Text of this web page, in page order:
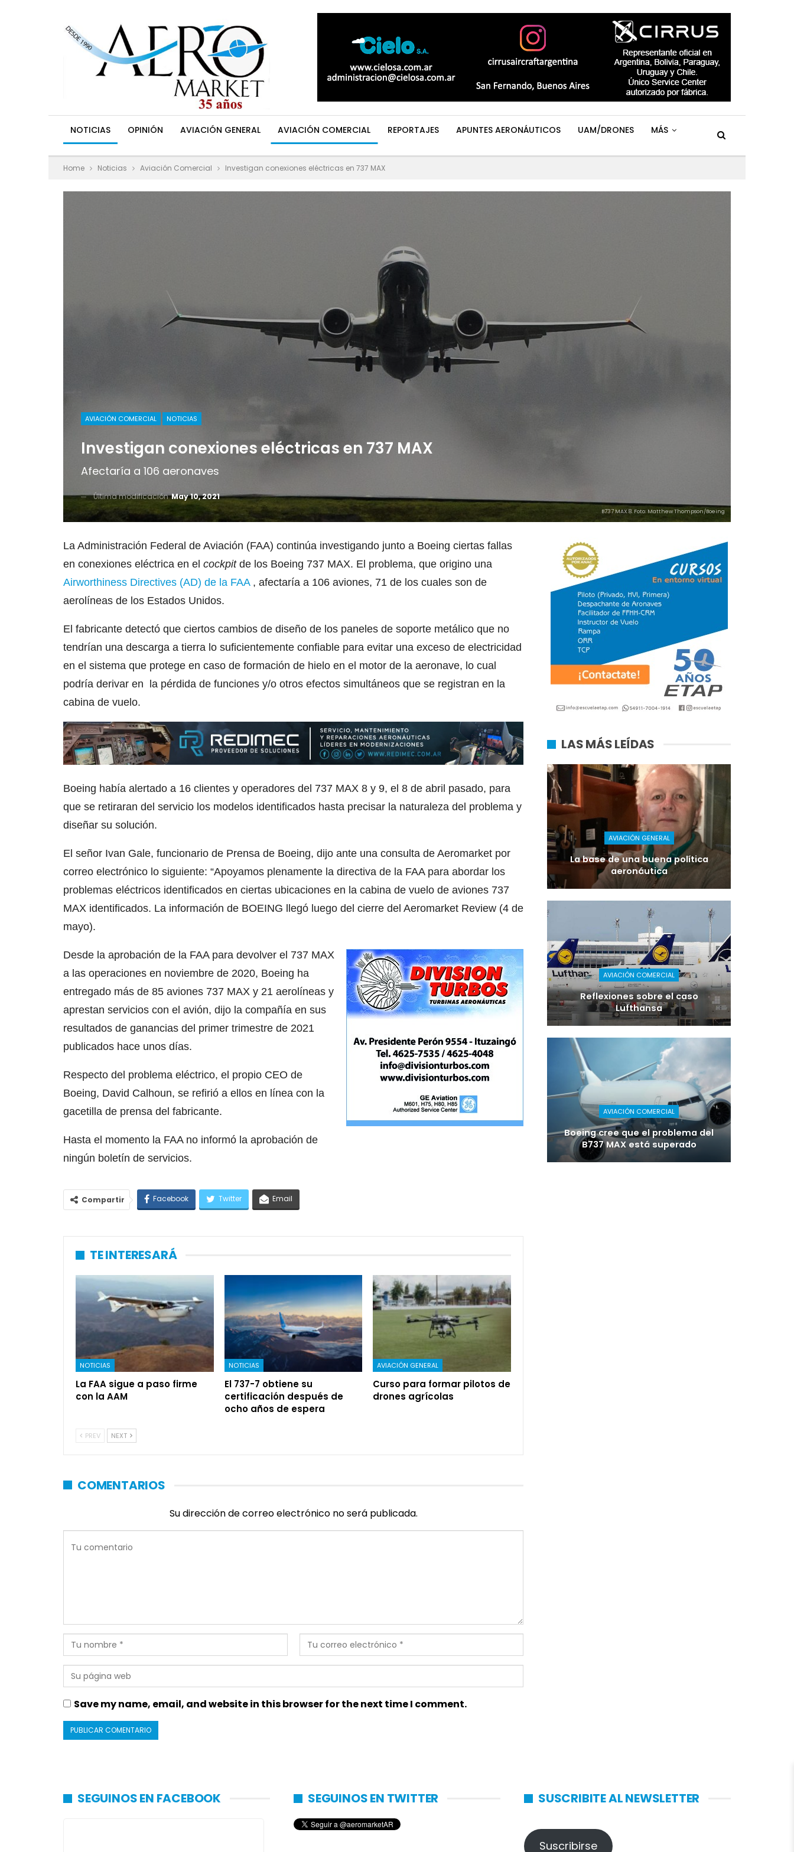
NOTICIAS OPINIÓN AVIACIÓN GENERAL AVIACIÓN COMERCIAL REPORTAJES APUNTES AERONÁUTICOS UAM/DRONES MÁS
Home Noticias Aviación Comercial Investigan conexiones eléctricas en 737 MAX
AVIACIÓN COMERCIAL NOTICIAS
Investigan conexiones eléctricas en 737 MAX
Afectaría a 106 aeronaves
Última modificaciónMay 10, 2021
B737 MAX 8. Foto: Matthew Thompson/Boeing
La Administración Federal de Aviación (FAA) continúa investigando junto a Boeing ciertas fallas
en conexiones eléctrica en el cockpitde los Boeing 737 MAX. El problema, que origino una
Airworthiness Directives (AD) de la FAA, afectaría a 106 aviones, 71 de los cuales son de
aerolíneas de los Estados Unidos.
El fabricante detectó que ciertos cambios de diseño de los paneles de soporte metálico que no
tendrían una descarga a tierra lo suficientemente confiable para evitar una exceso de electricidad
en el sistema que protege en caso de formación de hielo en el motor de la aeronave, lo cual
podría derivar en la pérdida de funciones y/o otros efectos simultáneos que se registran en la
cabina de vuelo.
Boeing había alertado a 16 clientes y operadores del 737 MAX 8 y 9, el 8 de abril pasado, para
que se retiraran del servicio los modelos identificados hasta precisar la naturaleza del problema y
diseñar su solución.
El señor Ivan Gale, funcionario de Prensa de Boeing, dijo ante una consulta de Aeromarket por
correo electrónico lo siguiente: “Apoyamos plenamente la directiva de la FAA para abordar los
problemas eléctricos identificados en ciertas ubicaciones en la cabina de vuelo de aviones 737
MAX identificados. La información de BOEING llegó luego del cierre del Aeromarket Review (4 de
mayo).
Desde la aprobación de la FAA para devolver el 737 MAX
a las operaciones en noviembre de 2020, Boeing ha
entregado más de 85 aviones 737 MAX y 21 aerolíneas y
aprestan servicios con el avión, dijo la compañía en sus
resultados de ganancias del primer trimestre de 2021
publicados hace unos días.
Respecto del problema eléctrico, el propio CEO de
Boeing, David Calhoun, se refirió a ellos en línea con la
gacetilla de prensa del fabricante.
Hasta el momento la FAA no informó la aprobación de
ningún boletín de servicios.
Compartir Facebook Twitter Email
TE INTERESARÁ
NOTICIAS
La FAA sigue a paso firme
con la AAM
NOTICIAS
El 737-7 obtiene su
certificación después de
ocho años de espera
AVIACIÓN GENERAL
Curso para formar pilotos de
drones agrícolas
PREV NEXT
COMENTARIOS
Su dirección de correo electrónico no será publicada.
Save my name, email, and website in this browser for the next time I comment.
LAS MÁS LEÍDAS
AVIACIÓN GENERAL
La base de una buena política
aeronáutica
AVIACIÓN COMERCIAL
Reflexiones sobre el caso
Lufthansa
AVIACIÓN COMERCIAL
Boeing cree que el problema del
B737 MAX está superado
SEGUINOS EN FACEBOOK SEGUINOS EN TWITTER SUSCRIBITE AL NEWSLETTER
Suscribirse